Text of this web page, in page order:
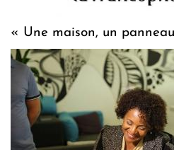
« Une maison, un